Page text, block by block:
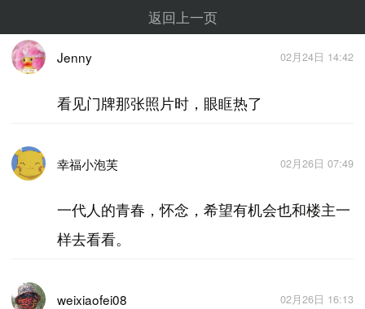
返回上一页
Jenny 02月24日 14:42
看见门牌那张照片时，眼眶热了
幸福小泡芙 02月26日 07:49
一代人的青春，怀念，希望有机会也和楼主一
样去看看。
weixiaofei08 02月26日 16:13